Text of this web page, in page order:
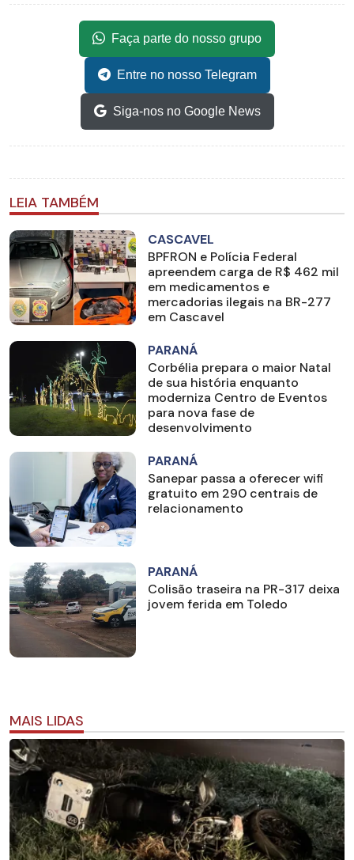
Faça parte do nosso grupo
Entre no nosso Telegram
Siga-nos no Google News
LEIA TAMBÉM
CASCAVEL
BPFRON e Polícia Federal
apreendem carga de R$ 462 mil
em medicamentos e
mercadorias ilegais na BR-277
em Cascavel
PARANÁ
Corbélia prepara o maior Natal
de sua história enquanto
moderniza Centro de Eventos
para nova fase de
desenvolvimento
PARANÁ
Sanepar passa a oferecer wifi
gratuito em 290 centrais de
relacionamento
PARANÁ
Colisão traseira na PR-317 deixa
jovem ferida em Toledo
MAIS LIDAS